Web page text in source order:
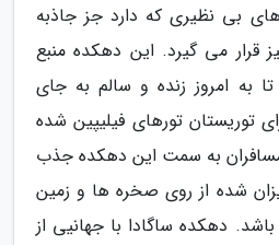
بی نظیری که دارد جز جاذبه
قرار می گیرد. این دهکده منبع
به امروز زنده و سالم به جای
توریستان تورهای فیلیپین شده
به سمت این دهکده جذب
شده از روی صخره ها و زمین
دهکده ساگادا با جهانیی از